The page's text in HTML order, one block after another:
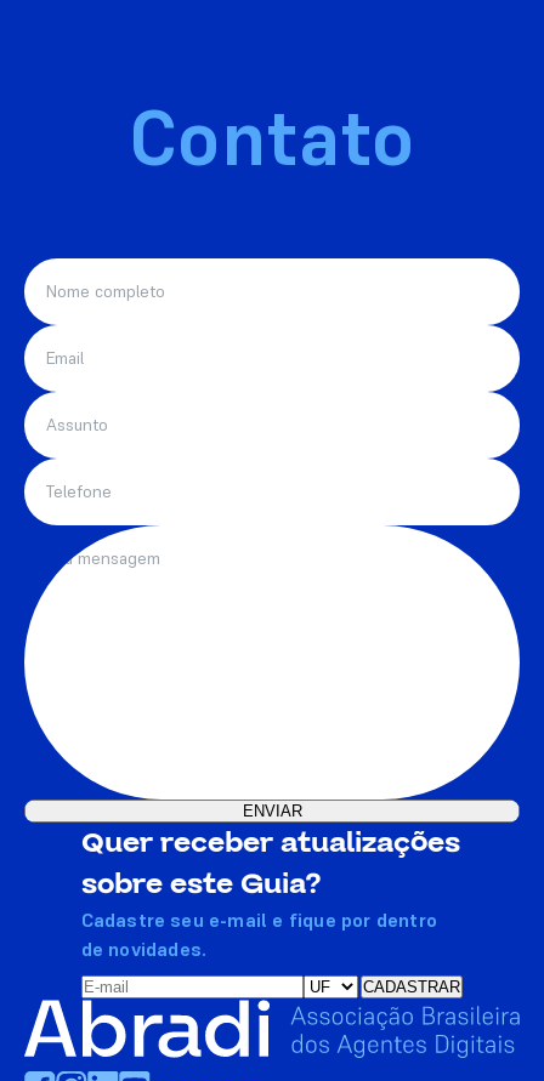
Contato
Quer receber atualizações
sobre este Guia?
Cadastre seu e-mail e fique por dentro
de novidades.